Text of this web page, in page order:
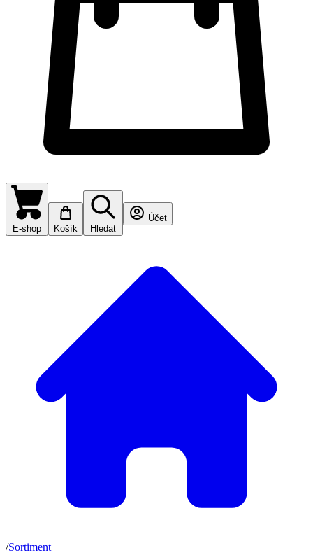
E-shop Košík Hledat
Účet
/Sortiment